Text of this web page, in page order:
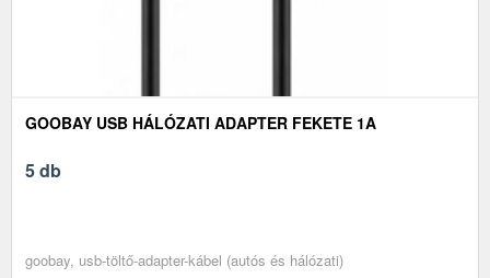
GOOBAY USB HÁLÓZATI ADAPTER FEKETE 1A
5 db
goobay, usb-töltő-adapter-kábel (autós és hálózati)